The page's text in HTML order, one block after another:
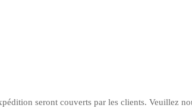
seront couverts par les clients. Veuillez